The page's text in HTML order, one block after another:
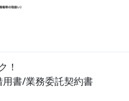
！
書/業務委託契約書